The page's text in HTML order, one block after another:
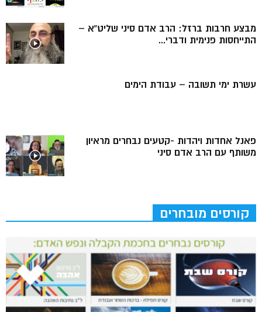
מבצע חרבות ברזל: הרב אדם סיני שליט”א –
התייחסות פנימית ודברי...
עשרת ימי תשובה – עבודת הימים
פאנל אחדות ויהדות -קטעים נבחרים מראיון
משותף עם הרב אדם סיני
קורסים מובחרים